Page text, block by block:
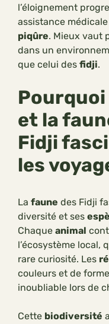
l’éloignement
assistance
piqûre. Mieux vaut
dans un
que celui des fidji.
et la
Fidji
les
La faune des Fidji
diversité et ses
Chaque animal
l’écosystème local,
rare curiosité. Les
couleurs et de
inoubliable lors de
Cette biodiversité